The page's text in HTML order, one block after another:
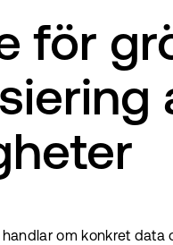
för
om konkret data